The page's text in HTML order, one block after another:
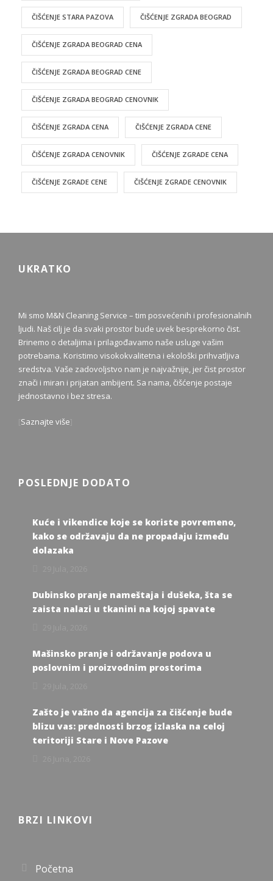
ČIŠĆENJE STARA PAZOVA ČIŠĆENJE ZGRADA BEOGRAD
ČIŠĆENJE ZGRADA BEOGRAD CENA
ČIŠĆENJE ZGRADA BEOGRAD CENE
ČIŠĆENJE ZGRADA BEOGRAD CENOVNIK
ČIŠĆENJE ZGRADA CENA ČIŠĆENJE ZGRADA CENE
ČIŠĆENJE ZGRADA CENOVNIK ČIŠĆENJE ZGRADE CENA
ČIŠĆENJE ZGRADE CENE ČIŠĆENJE ZGRADE CENOVNIK
UKRATKO
Mi smo M&N Cleaning Service – tim posvećenih i profesionalnih
ljudi. Naš cilj je da svaki prostor bude uvek besprekorno čist.
Brinemo o detaljima i prilagođavamo naše usluge vašim
potrebama. Koristimo visokokvalitetna i ekološki prihvatljiva
sredstva. Vaše zadovoljstvo nam je najvažnije, jer čist prostor
znači i miran i prijatan ambijent. Sa nama, čišćenje postaje
jednostavno i bez stresa.
Saznajte više
POSLEDNJE DODATO
Kuće i vikendice koje se koriste povremeno,
kako se održavaju da ne propadaju između
dolazaka
Dubinsko pranje nameštaja i dušeka, šta se
zaista nalazi u tkanini na kojoj spavate
Mašinsko pranje i održavanje podova u
poslovnim i proizvodnim prostorima
Zašto je važno da agencija za čišćenje bude
blizu vas: prednosti brzog izlaska na celoj
teritoriji Stare i Nove Pazove
BRZI LINKOVI
Početna